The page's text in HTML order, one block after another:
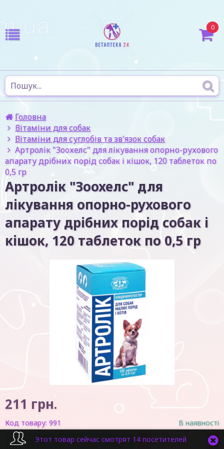
0
Головна
Вітаміни для собак
Вітаміни для суглобів та зв'язок собак
Артролік "Зоохелс" для лікування опорно-рухового
апарату дрібних порід собак і кішок, 120 таблеток по
0,5 гр
Артролік "Зоохелс" для
лікування опорно-рухового
апарату дрібних порід собак і
кішок, 120 таблеток по 0,5 гр
211 грн.
Код товару: 991 В наявності
У кошик - +
Этот товар сейчас смотрят 14 посетителей